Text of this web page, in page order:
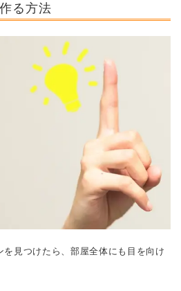
る方法
を見つけたら、部屋全体にも目を向け